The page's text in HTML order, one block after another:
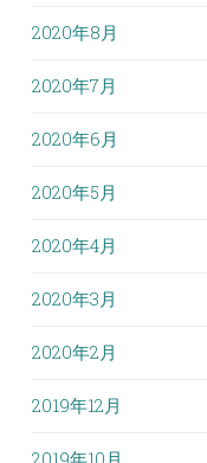
2020年8月
2020年7月
2020年6月
2020年5月
2020年4月
2020年3月
2020年2月
2019年12月
2019年10月